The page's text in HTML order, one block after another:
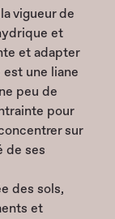
vigueur de
et
et adapter
est une liane
peu de
pour
sur
de ses
des sols,
et